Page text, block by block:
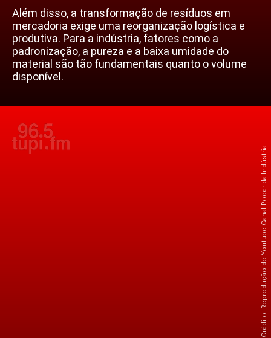
Além disso, a transformação de resíduos em
mercadoria exige uma reorganização logística e
produtiva. Para a indústria, fatores como a
padronização, a pureza e a baixa umidade do
material são tão fundamentais quanto o volume
disponível.
Crédito: Reprodução do Youtube Canal Poder da Indústria